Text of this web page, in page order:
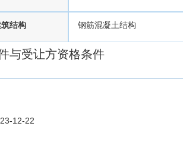
结构 钢筋混凝土结构
与受让方资格条件
12-22